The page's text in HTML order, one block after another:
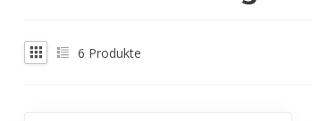
6 Produkte